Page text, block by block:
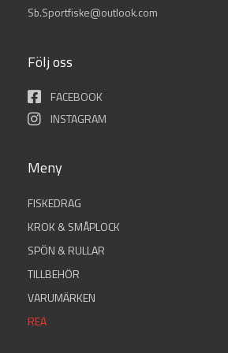
Sb.Sportfiske@outlook.com
Följ oss
FACEBOOK
INSTAGRAM
Meny
FISKEDRAG
KROK & SMÅPLOCK
SPÖN & RULLAR
TILLBEHÖR
VARUMÄRKEN
REA